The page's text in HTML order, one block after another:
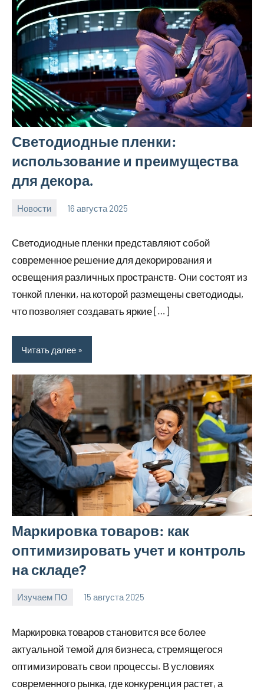
Светодиодные пленки:
использование и преимущества
для декора.
Новости 16 августа 2025
Светодиодные пленки представляют собой
современное решение для декорирования и
освещения различных пространств. Они состоят из
тонкой пленки, на которой размещены светодиоды,
что позволяет создавать яркие […]
Читать далее
Маркировка товаров: как
оптимизировать учет и контроль
на складе?
Изучаем ПО 15 августа 2025
Avtor
Маркировка товаров становится все более
актуальной темой для бизнеса, стремящегося
оптимизировать свои процессы. В условиях
современного рынка, где конкуренция растет, а